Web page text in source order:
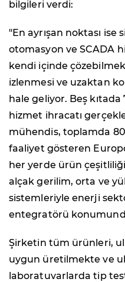
bilgileri verdi:
"En ayrışan noktası ise
otomasyon ve SCADA
kendi içinde
izlenmesi ve uzaktan
hale geliyor. Beş
hizmet ihracatı
mühendis, toplamda
faaliyet gösteren
her yerde ürün
alçak gerilim, orta ve
sistemleriyle enerji
entegratörü
Şirketin tüm ürünleri,
uygun üretilmekte ve
laboratuvarlarda tip